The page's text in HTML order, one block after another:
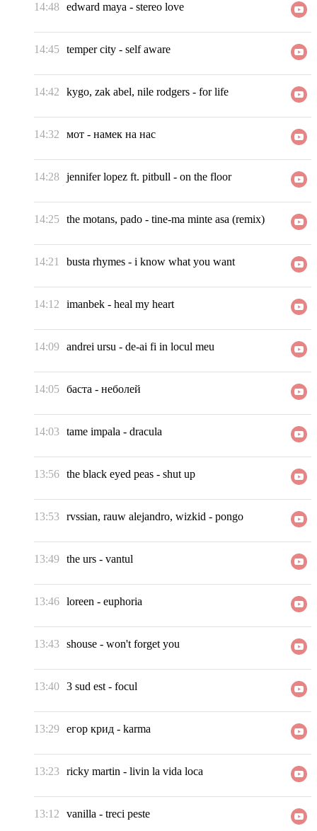
14:48 edward maya - stereo love
14:45 temper city - self aware
14:42 kygo, zak abel, nile rodgers - for life
14:32 мот - намек на нас
14:28 jennifer lopez ft. pitbull - on the floor
14:25 the motans, pado - tine-ma minte asa (remix)
14:21 busta rhymes - i know what you want
14:12 imanbek - heal my heart
14:09 andrei ursu - de-ai fi in locul meu
14:05 баста - неболей
14:03 tame impala - dracula
13:56 the black eyed peas - shut up
13:53 rvssian, rauw alejandro, wizkid - pongo
13:49 the urs - vantul
13:46 loreen - euphoria
13:43 shouse - won't forget you
13:40 3 sud est - focul
13:29 егор крид - karma
13:23 ricky martin - livin la vida loca
13:12 vanilla - treci peste